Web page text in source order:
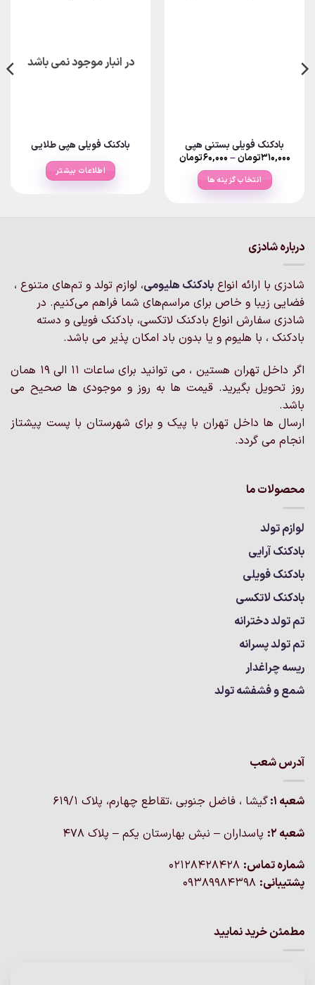
بادکنک فویلی بستنی هپی
۳۱۰,۰۰۰تومان–۶۰,۰۰۰تومانPrice
انتخاب گزینه ها
باشد.
گزینه
ها
ممکن
است
صفحه
محصول
شوند
در انبار موجود نمی باشد
بادکنک فویلی هپی طلایی
اطلاعات بیشتر
درباره شادزی
شادزی با ارائه انواع بادکنک‌ هلیومی، لوازم تولد و تم‌های متنوع ،
فضایی زیبا و خاص برای مراسم‌های شما فراهم می‌کنیم. در
شادزی سفارش انواع بادکنک لاتکسی، بادکنک فویلی و دسته
بادکنک ، با هلیوم و یا بدون باد امکان پذیر می باشد.
اگر داخل تهران هستین ، می توانید برای ساعات 11 الی 19 همان
روز تحویل بگیرید. قیمت ها به روز و موجودی ها صحیح می
باشد.
ارسال ها داخل تهران با پیک و برای شهرستان با پست پیشتاز
انجام می گردد.
محصولات ما
لوازم تولد
بادکنک آرایی
بادکنک فویلی
بادکنک لاتکسی
تم تولد دخترانه
تم تولد پسرانه
ریسه چراغدار
شمع و فشفشه تولد
آدرس شعب
شعبه 1:
گيشا ، فاضل جنوبی ،تقاطع چهارم، پلاک 619/1
شعبه 2:
پاسداران – نبش بهارستان یکم – پلاک ۴۷۸
شماره تماس:
پشتیبانی:
مطمئن خرید نمایید